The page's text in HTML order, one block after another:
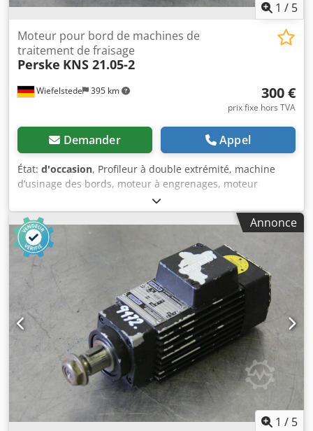
1 / 5
Wiefelstede 395 km
Moteur pour bord de machines de
traitement de fraisage
Perske KNS 21.05-2
300 €
prix fixe hors TVA
Demander Appel
État: d'occasion, Profileur à double extrémité, machine
d’usinage des bords, moteur à engrenages, moteur
d’usinage, moteur de broche, moteur de fraisage - Tension
: 133 volts - Puissance : 0,15 kW, 11 160 tr/min à 200 Hz -
Alésage : Ø 15 mm - Filetage à gauche - Quantité : 6
moteurs disponibles Djdpscx Ifdjfx Akgekr - Prix : par pièce
- Dimensions : 200/70/H90 mm - Poids : 1,7 kg
Annonce
1 / 5